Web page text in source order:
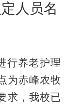
人员名
行养老护理
为赤峰农牧
求，我校已